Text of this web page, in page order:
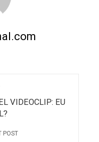
VIDEOCLIP: EU
POST